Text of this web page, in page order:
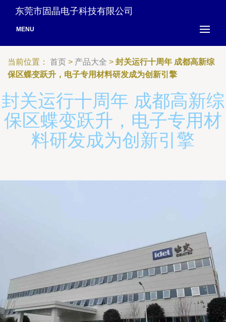
东莞市固晶电子科技有限公司
MENU
当前位置： 首页 > 产品大全 > 封关运行十周年 成都高新综
保区蝶变跃升，电子专用材料研发成为创新引擎
封关运行十周年 成都高新综
保区蝶变跃升，电子专用材
料研发成为创新引擎